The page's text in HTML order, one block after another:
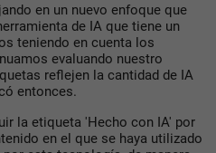
en un nuevo enfoque que
de IA que tiene un
teniendo en cuenta los
evaluando nuestro
reflejen la cantidad de IA
entonces.
la etiqueta 'Hecho con IA' por
en el que se haya utilizado